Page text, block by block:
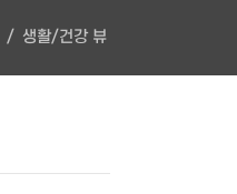
생활/건강 뷰